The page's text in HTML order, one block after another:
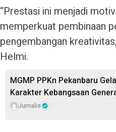
“Prestasi ini menjadi
memperkuat pembinaan
pengembangan
Helmi.
MGMP PPKn Pekanbaru
Karakter Kebangsaan
Jurnalis